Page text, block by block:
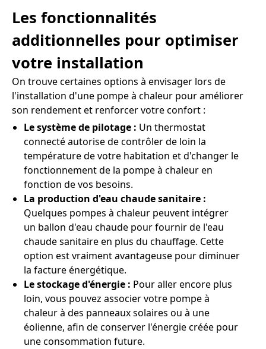
Les fonctionnalités
additionnelles pour optimiser
votre installation
On trouve certaines options à envisager lors de
l'installation d'une pompe à chaleur pour améliorer
son rendement et renforcer votre confort :
Le système de pilotage : Un thermostat
connecté autorise de contrôler de loin la
température de votre habitation et d'changer le
fonctionnement de la pompe à chaleur en
fonction de vos besoins.
La production d'eau chaude sanitaire :
Quelques pompes à chaleur peuvent intégrer
un ballon d'eau chaude pour fournir de l'eau
chaude sanitaire en plus du chauffage. Cette
option est vraiment avantageuse pour diminuer
la facture énergétique.
Le stockage d'énergie : Pour aller encore plus
loin, vous pouvez associer votre pompe à
chaleur à des panneaux solaires ou à une
éolienne, afin de conserver l'énergie créée pour
une consommation future.